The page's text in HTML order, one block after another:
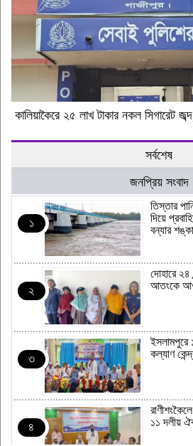
কালিয়াকৈরে ২৫ লাখ টাকার নকল সিগারেট
সর্বশেষ
জনপ্রিয় সংবাদ
১
‎তিস্তার
দিয়ে
বন্যার শঙ্কা
২
দোহারে ২৪
আতংকে
৩
ইসলামপুরে
কল্যাণ
৪
১১ দলীয়